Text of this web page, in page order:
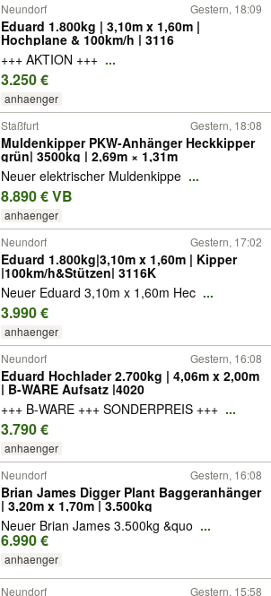
Neundorf Gestern, 18:09
Eduard 1.800kg | 3,10m x 1,60m |
Hochplane & 100km/h | 3116
+++ AKTION +++ ...
3.250 €
anhaenger
Staßfurt Gestern, 18:08
Muldenkipper PKW-Anhänger Heckkipper
grün| 3500kg | 2,69m × 1,31m
Neuer elektrischer Muldenkippe ...
8.890 € VB
anhaenger
Neundorf Gestern, 17:02
Eduard 1.800kg|3,10m x 1,60m | Kipper
|100km/h&Stützen| 3116K
Neuer Eduard 3,10m x 1,60m Hec ...
3.990 €
anhaenger
Neundorf Gestern, 16:08
Eduard Hochlader 2.700kg | 4,06m x 2,00m
| B-WARE Aufsatz |4020
+++ B-WARE +++ SONDERPREIS +++ ...
3.790 €
anhaenger
Neundorf Gestern, 16:08
Brian James Digger Plant Baggeranhänger
| 3,20m x 1,70m | 3.500kg
Neuer Brian James 3.500kg &quo ...
6.990 €
anhaenger
Neundorf Gestern, 15:58